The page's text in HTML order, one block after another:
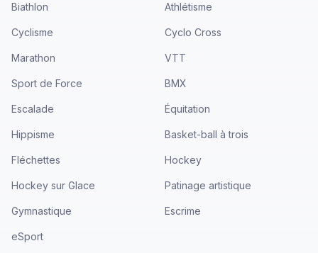
Biathlon Athlétisme
Cyclisme Cyclo Cross
Marathon VTT
Sport de Force BMX
Escalade Équitation
Hippisme Basket-ball à trois
Fléchettes Hockey
Hockey sur Glace Patinage artistique
Gymnastique Escrime
eSport